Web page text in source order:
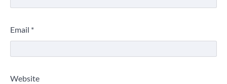
Email *
Website